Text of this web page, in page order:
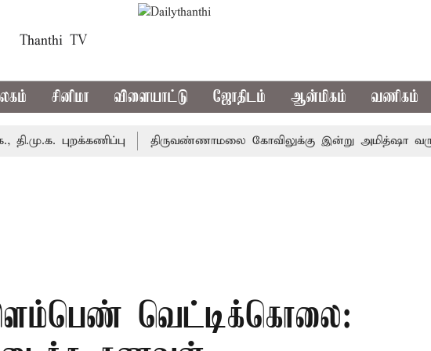
Thanthi TV
சினிமா விளையாட்டு ஜோதிடம் ஆன்மிகம் வணிகம்
புறக்கணிப்பு திருவண்ணாமலை கோவிலுக்கு இன்று அமித்ஷா வருகை: 3
வெட்டிக்கொலை: